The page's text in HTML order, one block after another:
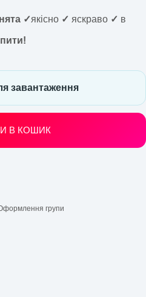
✓якісно ✓ яскраво ✓ в
завантаження
В КОШИК
групи